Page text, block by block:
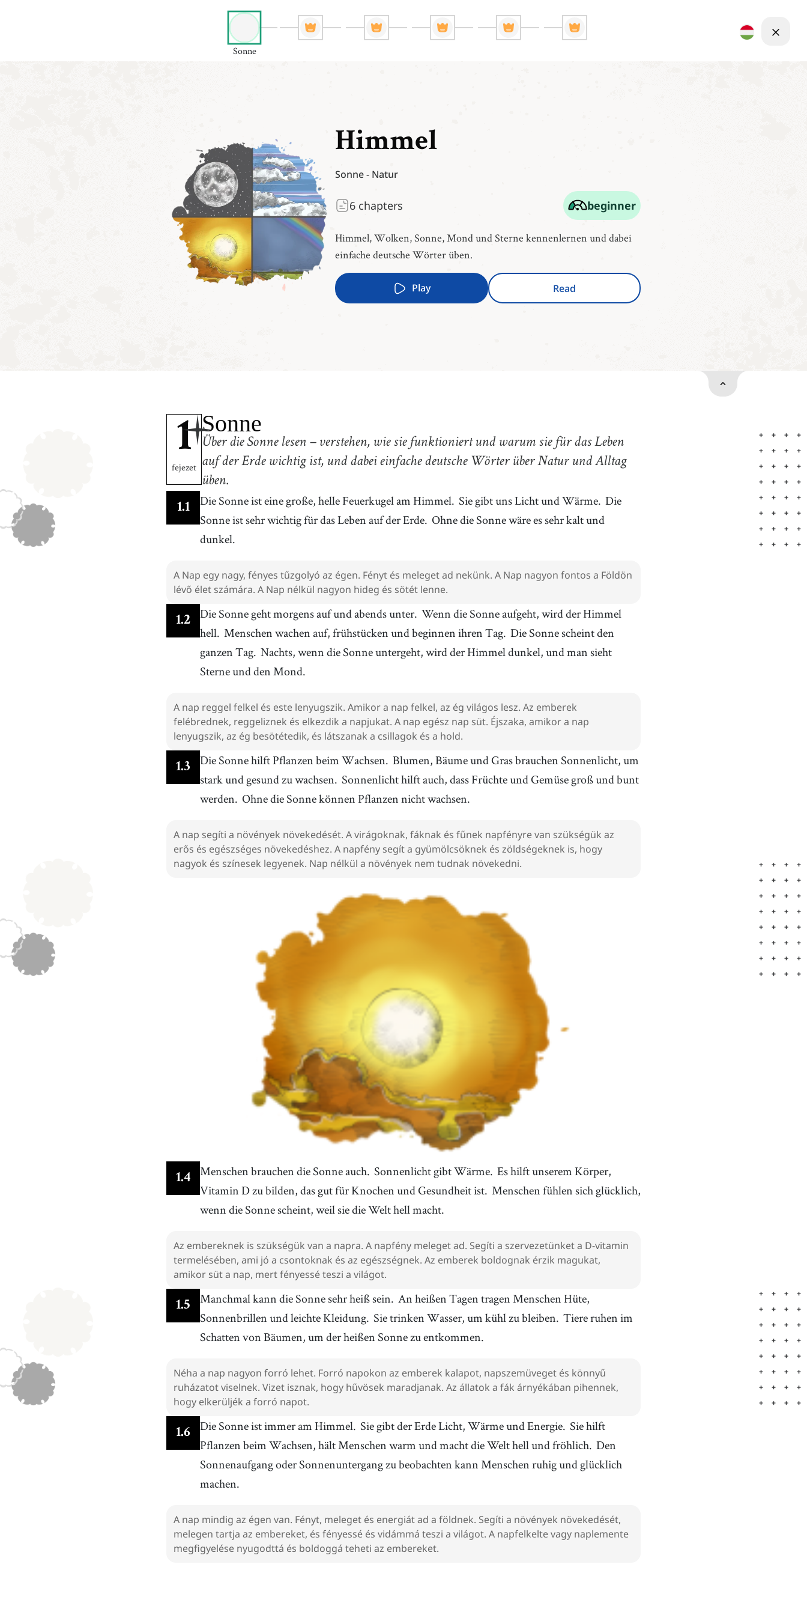
Sonne
Himmel
Sonne- Natur
6 chapters beginner
Himmel, Wolken, Sonne, Mond und Sterne kennenlernen und dabei
einfache deutsche Wörter üben.
Play Read
1
fejezet
Sonne
Über die Sonne lesen – verstehen, wie sie funktioniert und warum sie für das Leben
auf der Erde wichtig ist, und dabei einfache deutsche Wörter über Natur und Alltag
üben.
1.1 Die Sonne ist eine große, helle Feuerkugel am Himmel. Sie gibt uns Licht und Wärme. Die
Sonne ist sehr wichtig für das Leben auf der Erde. Ohne die Sonne wäre es sehr kalt und
dunkel.
A Nap egy nagy, fényes tűzgolyó az égen. Fényt és meleget ad nekünk. A Nap nagyon fontos a Földön
lévő élet számára. A Nap nélkül nagyon hideg és sötét lenne.
1.2 Die Sonne geht morgens auf und abends unter. Wenn die Sonne aufgeht, wird der Himmel
hell. Menschen wachen auf, frühstücken und beginnen ihren Tag. Die Sonne scheint den
ganzen Tag. Nachts, wenn die Sonne untergeht, wird der Himmel dunkel, und man sieht
Sterne und den Mond.
A nap reggel felkel és este lenyugszik. Amikor a nap felkel, az ég világos lesz. Az emberek
felébrednek, reggeliznek és elkezdik a napjukat. A nap egész nap süt. Éjszaka, amikor a nap
lenyugszik, az ég besötétedik, és látszanak a csillagok és a hold.
1.3 Die Sonne hilft Pflanzen beim Wachsen. Blumen, Bäume und Gras brauchen Sonnenlicht, um
stark und gesund zu wachsen. Sonnenlicht hilft auch, dass Früchte und Gemüse groß und bunt
werden. Ohne die Sonne können Pflanzen nicht wachsen.
A nap segíti a növények növekedését. A virágoknak, fáknak és fűnek napfényre van szükségük az
erős és egészséges növekedéshez. A napfény segít a gyümölcsöknek és zöldségeknek is, hogy
nagyok és színesek legyenek. Nap nélkül a növények nem tudnak növekedni.
1.4 Menschen brauchen die Sonne auch. Sonnenlicht gibt Wärme. Es hilft unserem Körper,
Vitamin D zu bilden, das gut für Knochen und Gesundheit ist. Menschen fühlen sich glücklich,
wenn die Sonne scheint, weil sie die Welt hell macht.
Az embereknek is szükségük van a napra. A napfény meleget ad. Segíti a szervezetünket a D-vitamin
termelésében, ami jó a csontoknak és az egészségnek. Az emberek boldognak érzik magukat,
amikor süt a nap, mert fényessé teszi a világot.
1.5 Manchmal kann die Sonne sehr heiß sein. An heißen Tagen tragen Menschen Hüte,
Sonnenbrillen und leichte Kleidung. Sie trinken Wasser, um kühl zu bleiben. Tiere ruhen im
Schatten von Bäumen, um der heißen Sonne zu entkommen.
Néha a nap nagyon forró lehet. Forró napokon az emberek kalapot, napszemüveget és könnyű
ruházatot viselnek. Vizet isznak, hogy hűvösek maradjanak. Az állatok a fák árnyékában pihennek,
hogy elkerüljék a forró napot.
1.6 Die Sonne ist immer am Himmel. Sie gibt der Erde Licht, Wärme und Energie. Sie hilft
Pflanzen beim Wachsen, hält Menschen warm und macht die Welt hell und fröhlich. Den
Sonnenaufgang oder Sonnenuntergang zu beobachten kann Menschen ruhig und glücklich
machen.
A nap mindig az égen van. Fényt, meleget és energiát ad a földnek. Segíti a növények növekedését,
melegen tartja az embereket, és fényessé és vidámmá teszi a világot. A napfelkelte vagy naplemente
megfigyelése nyugodttá és boldoggá teheti az embereket.